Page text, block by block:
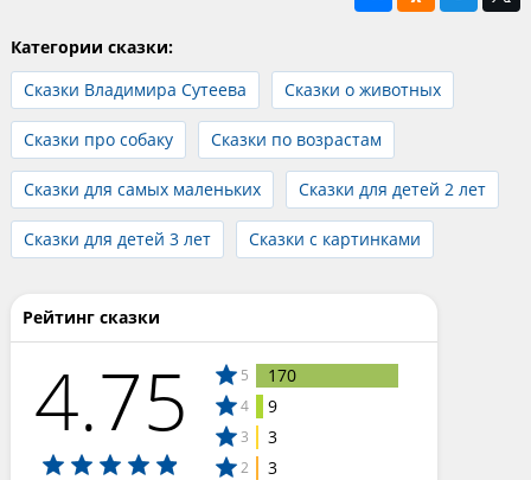
Категории сказки:
Сказки Владимира Сутеева
Сказки о животных
Сказки про собаку Сказки по возрастам
Сказки для самых маленьких Сказки для детей 2 лет
Сказки для детей 3 лет Сказки с картинками
Рейтинг сказки
4.75 5 170
4 9
3 3
2 3